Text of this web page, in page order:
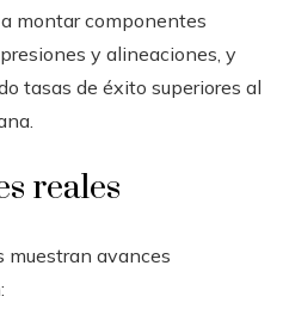
montar componentes
y alineaciones, y
tasas de éxito superiores al
reales
muestran avances